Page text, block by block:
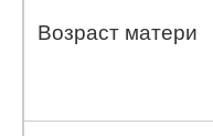
Возраст матери